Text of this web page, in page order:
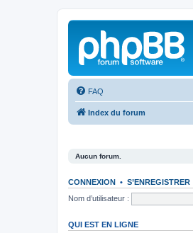
FAQ
Index du forum
Aucun forum.
CONNEXION • S’ENREGISTRER
Nom d’utilisateur :
QUI EST EN LIGNE